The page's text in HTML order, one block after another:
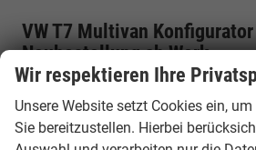
VW T7 Multivan
Neubestellung ab Werk
Nutzen Sie unseren VW Multivan
stellen Sie Ihr Wunschfahrzeug
Wählen Sie Motor, Ausstattung,
Wir respektieren Ihre
Unsere Website setzt Cookies ein,
Sie bereitzustellen. Hierbei